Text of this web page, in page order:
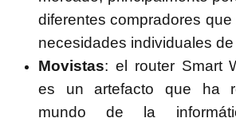
diferentes compradores
necesidades individuales
Movistas: el router Smart
es un artefacto que ha
mundo de la